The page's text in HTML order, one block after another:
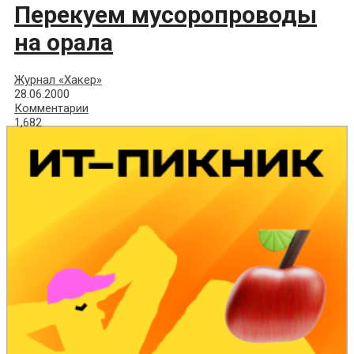
Перекуем мусоропроводы
на орала
Журнал «Хакер»
28.06.2000
Комментарии
1,682